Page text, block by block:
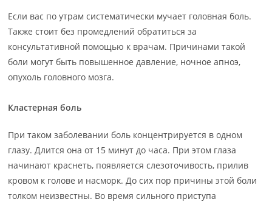
Если вас по утрам систематически мучает головная боль.
Также стоит без промедлений обратиться за
консультативной помощью к врачам. Причинами такой
боли могут быть повышенное давление, ночное апноэ,
опухоль головного мозга.
Кластерная боль
При таком заболевании боль концентрируется в одном
глазу. Длится она от 15 минут до часа. При этом глаза
начинают краснеть, появляется слезоточивость, прилив
кровом к голове и насморк. До сих пор причины этой боли
толком неизвестны. Во время сильного приступа